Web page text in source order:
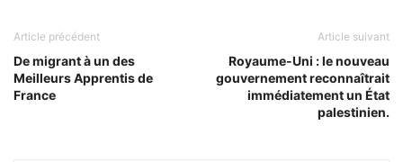
Article précédent
De migrant à un des
Meilleurs Apprentis de
France
Article suivant
Royaume-Uni : le nouveau
gouvernement reconnaîtrait
immédiatement un État
palestinien.